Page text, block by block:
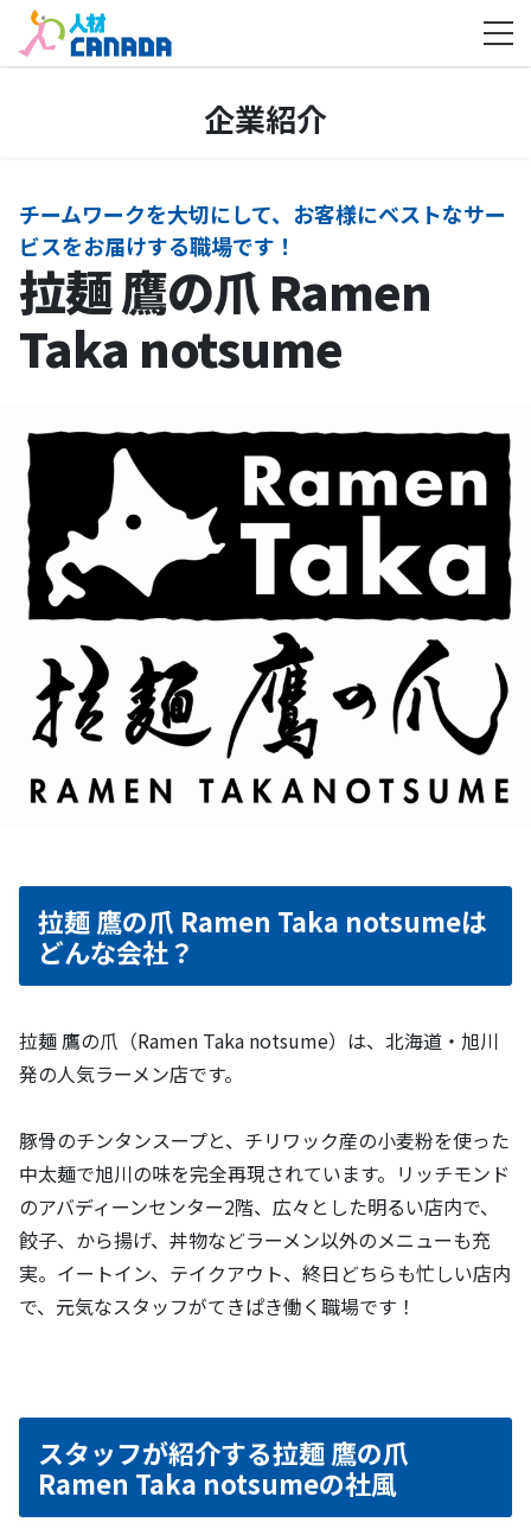
ホーム 企業紹介
企業紹介
チームワークを大切にして、お客様にベストなサー
ビスをお届けする職場です！
拉麺 鷹の爪 Ramen
Taka notsume
拉麺 鷹の爪 Ramen Taka notsumeは
どんな会社？
拉麺 鷹の爪（Ramen Taka notsume）は、北海道・旭川
発の人気ラーメン店です。
豚骨のチンタンスープと、チリワック産の小麦粉を使った
中太麺で旭川の味を完全再現されています。リッチモンド
のアバディーンセンター2階、広々とした明るい店内で、
餃子、から揚げ、丼物などラーメン以外のメニューも充
実。イートイン、テイクアウト、終日どちらも忙しい店内
で、元気なスタッフがてきぱき働く職場です！
スタッフが紹介する拉麺 鷹の爪
Ramen Taka notsumeの社風